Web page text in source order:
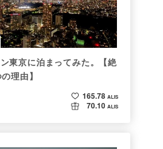
東京に泊まってみた。【絶
理由】
165.78 ALIS
70.10 ALIS